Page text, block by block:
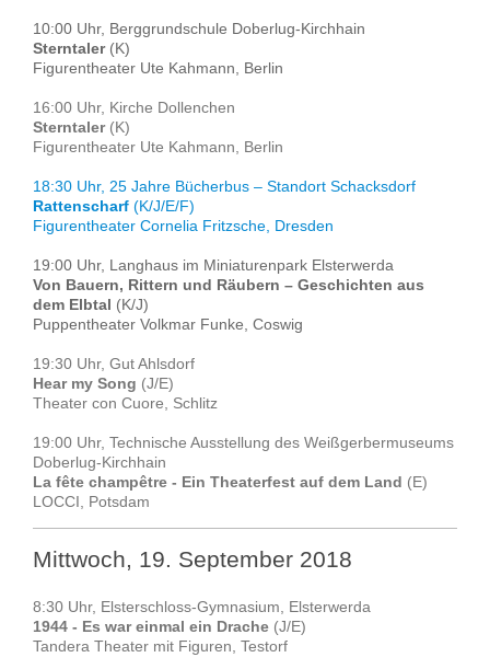
10:00 Uhr, Berggrundschule Doberlug-Kirchhain
Sterntaler(K)
Figurentheater Ute Kahmann, Berlin
16:00 Uhr, Kirche Dollenchen
Sterntaler(K)
Figurentheater Ute Kahmann, Berlin
18:30 Uhr, 25 Jahre Bücherbus – Standort Schacksdorf
Rattenscharf (K/J/E/F)
Figurentheater Cornelia Fritzsche, Dresden
19:00 Uhr, Langhaus im Miniaturenpark Elsterwerda
Von Bauern, Rittern und Räubern – Geschichten aus
dem Elbtal (K/J)
Puppentheater Volkmar Funke, Coswig
19:30 Uhr, Gut Ahlsdorf
Hear my Song (J/E)
Theater con Cuore, Schlitz
19:00 Uhr, Technische Ausstellung des Weißgerbermuseums
Doberlug-Kirchhain
La fête champêtre - Ein Theaterfest auf dem Land (E)
LOCCI, Potsdam
Mittwoch, 19. September 2018
8:30 Uhr, Elsterschloss-Gymnasium, Elsterwerda
1944 - Es war einmal ein Drache (J/E)
Tandera Theater mit Figuren, Testorf